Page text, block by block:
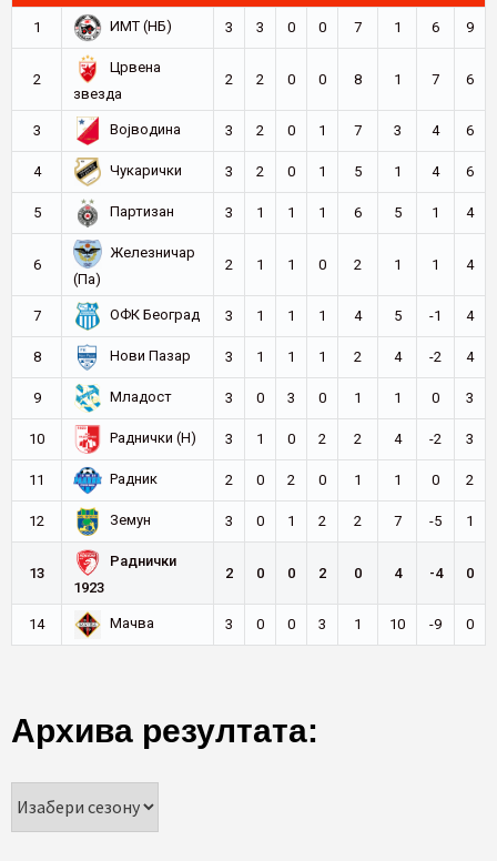
1 ИМТ (НБ) 3 3 0 0 7 1 6 9
2
Црвена
звезда
2 2 0 0 8 1 7 6
3 Војводина 3 2 0 1 7 3 4 6
4 Чукарички 3 2 0 1 5 1 4 6
5 Партизан 3 1 1 1 6 5 1 4
6
Железничар
(Па)
2 1 1 0 2 1 1 4
7 ОФК Београд 3 1 1 1 4 5 -1 4
8 Нови Пазар 3 1 1 1 2 4 -2 4
9 Младост 3 0 3 0 1 1 0 3
10 Раднички (Н) 3 1 0 2 2 4 -2 3
11 Радник 2 0 2 0 1 1 0 2
12 Земун 3 0 1 2 2 7 -5 1
13
Раднички
1923
2 0 0 2 0 4 -4 0
14 Мачва 3 0 0 3 1 10 -9 0
Архива резултата: